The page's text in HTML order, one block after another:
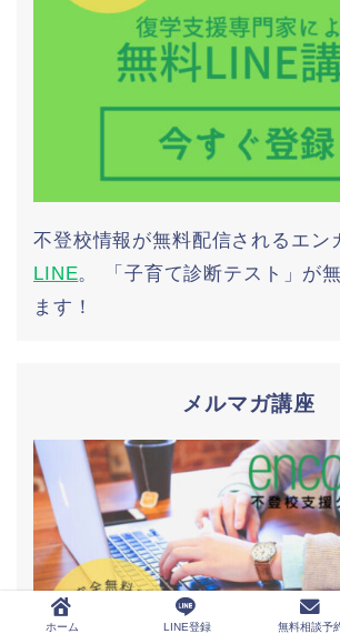
不登校情報が無料配信されるエン
LINE。 「子育て診断テスト」が
ます！
メルマガ講座
ホーム LINE登録 無料相談予